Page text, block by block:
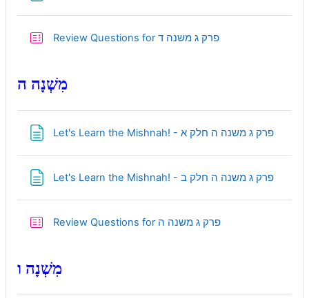
Review Questions for פרק ג משנה דQuiz
מִשְׁנָה ה
Let's Learn the Mishnah! - פרק ג משנה ה חלק אPage
Let's Learn the Mishnah! - פרק ג משנה ה חלק בPage
Review Questions for פרק ג משנה הQuiz
מִשְׁנָה ו